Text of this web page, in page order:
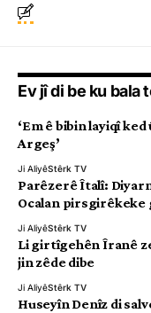
Ev jî di be ku bala
‘Em ê bibin layiqî ked
Argeş’
Ji AliyêStêrk TV
Parêzerê Îtalî:
Ocalan pirsgirêkeke
Ji AliyêStêrk TV
Li girtîgehên Îranê
jin zêde dibe
Ji AliyêStêrk TV
Huseyîn Denîz di